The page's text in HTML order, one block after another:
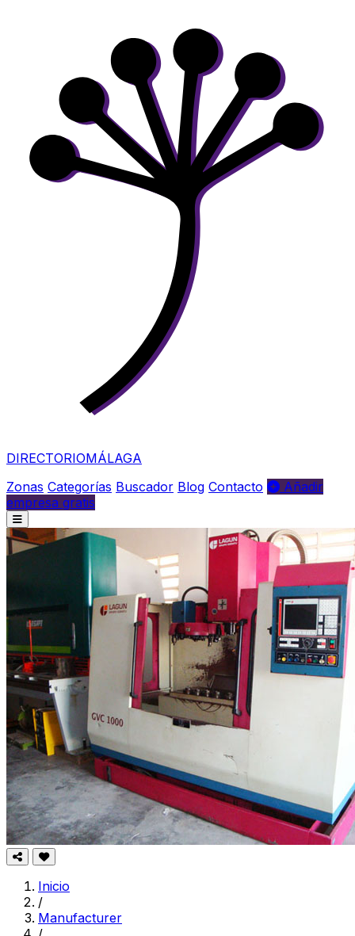
DIRECTORIOMÁLAGA
Zonas Categorías Buscador Blog Contacto
Añadir
empresa gratis
Inicio
/
Manufacturer